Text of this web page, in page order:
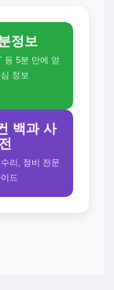
정보
등 5분 만에 얻
정보
백과 사
전
리, 정비 전문
드